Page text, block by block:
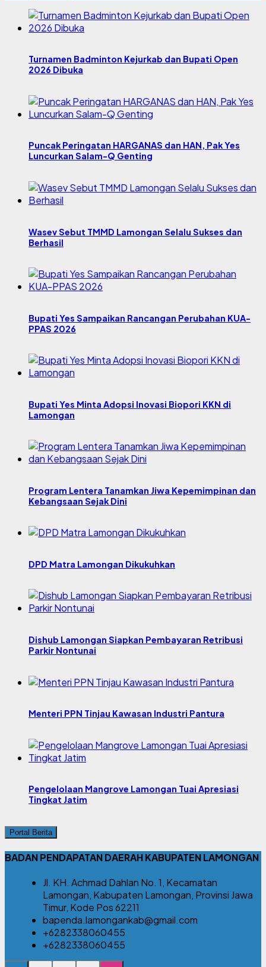
Turnamen Badminton Kejurkab dan Bupati Open
2026 Dibuka
Puncak Peringatan HARGANAS dan HAN, Pak Yes
Luncurkan Salam-Q Genting
Wasev Sebut TMMD Lamongan Selalu Sukses dan
Berhasil
Bupati Yes Sampaikan Rancangan Perubahan KUA-
PPAS 2026
Bupati Yes Minta Adopsi Inovasi Biopori KKN di
Lamongan
Program Lentera Tanamkan Jiwa Kepemimpinan dan
Kebangsaan Sejak Dini
DPD Matra Lamongan Dikukuhkan
Dishub Lamongan Siapkan Pembayaran Retribusi
Parkir Nontunai
Menteri PPN Tinjau Kawasan Industri Pantura
Pengelolaan Mangrove Lamongan Tuai Apresiasi
Tingkat Jatim
Portal Berita
BADAN PENDAPATAN DAERAH KABUPATEN LAMONGAN
Jl. KH. Achmad Dahlan No. 1, Kecamatan
Lamongan, Kabupaten Lamongan, Provinsi Jawa
Timur, Kode Pos 62211
bapenda.lamongankab@gmail.com
+6282338060455
+6282338060455